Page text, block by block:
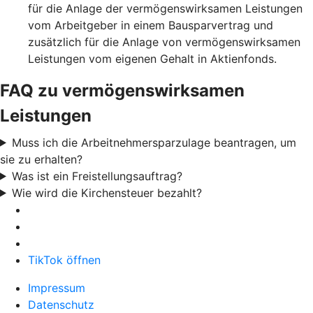
für die Anlage der vermögenswirksamen Leistungen
vom Arbeitgeber in einem Bausparvertrag und
zusätzlich für die Anlage von vermögenswirksamen
Leistungen vom eigenen Gehalt in Aktienfonds.
FAQ zu vermögenswirksamen
Leistungen
Muss ich die Arbeitnehmersparzulage beantragen, um
sie zu erhalten?
Was ist ein Freistellungsauftrag?
Wie wird die Kirchensteuer bezahlt?
TikTok öffnen
Impressum
Datenschutz